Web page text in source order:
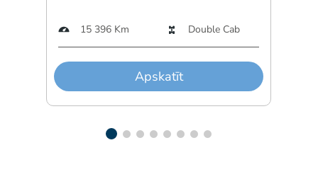
15 396 Km Double Cab
Apskatīt